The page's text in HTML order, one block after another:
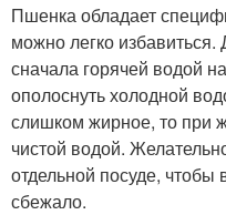
Пшенка обладает
можно легко избавиться.
сначала горячей водой
ополоснуть холодной
слишком жирное, то при
чистой водой.
отдельной посуде,
сбежало.